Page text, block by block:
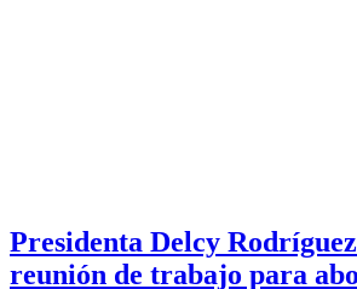
Presidenta Delcy
reunión de trabajo para